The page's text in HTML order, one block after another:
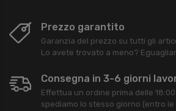
Prezzo garantito
Garanzia del prezzo su tutti gli
Lo avete trovato a meno?
Consegna in 3-6 giorni
Effettua un ordine prima delle
spediamo lo stesso giorno (entro le